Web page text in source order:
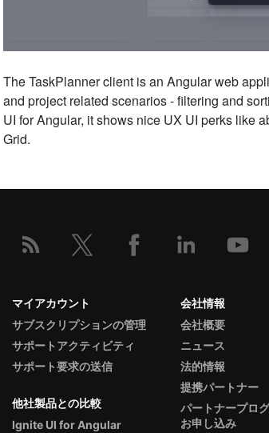
The TaskPlanner client is an Angular web
and project related scenarios - filtering and
UI for Angular, it shows nice UX UI perks like
Grid.
マイアカウント
サブスクリプションの管理
サポートアクティビティ
サポート要求の送信
他社製品との比較
Ignite UI for Angular
会社情報
会社概要
ニュース
法的情報
提携パートナー
パートナープロ
お申し込み